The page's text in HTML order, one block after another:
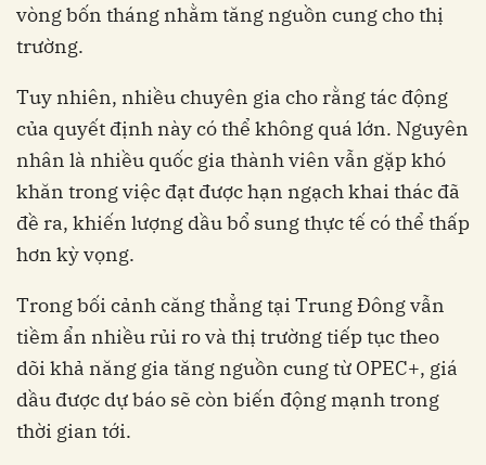
vòng bốn tháng nhằm tăng nguồn cung cho thị
trường.
Tuy nhiên, nhiều chuyên gia cho rằng tác động
của quyết định này có thể không quá lớn. Nguyên
nhân là nhiều quốc gia thành viên vẫn gặp khó
khăn trong việc đạt được hạn ngạch khai thác đã
đề ra, khiến lượng dầu bổ sung thực tế có thể thấp
hơn kỳ vọng.
Trong bối cảnh căng thẳng tại Trung Đông vẫn
tiềm ẩn nhiều rủi ro và thị trường tiếp tục theo
dõi khả năng gia tăng nguồn cung từ OPEC+, giá
dầu được dự báo sẽ còn biến động mạnh trong
thời gian tới.